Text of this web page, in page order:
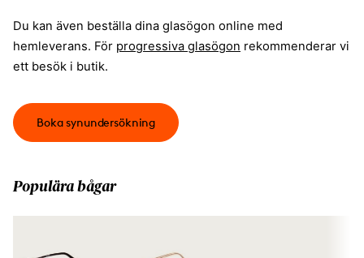
Du kan även beställa dina glasögon online med
hemleverans. För progressiva glasögon rekommenderar vi
ett besök i butik.
Boka synundersökning
Populära bågar